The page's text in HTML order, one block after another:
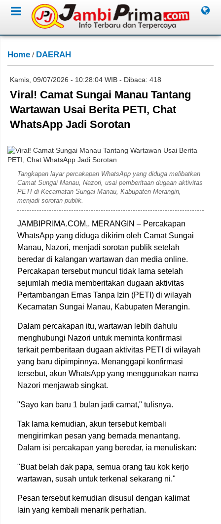
Home / DAERAH
Kamis, 09/07/2026 - 10:28:04 WIB - Dibaca: 418
Viral! Camat Sungai Manau Tantang
Wartawan Usai Berita PETI, Chat
WhatsApp Jadi Sorotan
Tangkapan layar percakapan WhatsApp yang diduga melibatkan
Camat Sungai Manau, Nazori, usai pemberitaan dugaan aktivitas
PETI di Kecamatan Sungai Manau, Kabupaten Merangin,
menjadi sorotan publik.
JAMBIPRIMA.COM,. MERANGIN – Percakapan
WhatsApp yang diduga dikirim oleh Camat Sungai
Manau, Nazori, menjadi sorotan publik setelah
beredar di kalangan wartawan dan media online.
Percakapan tersebut muncul tidak lama setelah
sejumlah media memberitakan dugaan aktivitas
Pertambangan Emas Tanpa Izin (PETI) di wilayah
Kecamatan Sungai Manau, Kabupaten Merangin.
Dalam percakapan itu, wartawan lebih dahulu
menghubungi Nazori untuk meminta konfirmasi
terkait pemberitaan dugaan aktivitas PETI di wilayah
yang baru dipimpinnya. Menanggapi konfirmasi
tersebut, akun WhatsApp yang menggunakan nama
Nazori menjawab singkat.
"Sayo kan baru 1 bulan jadi camat," tulisnya.
Tak lama kemudian, akun tersebut kembali
mengirimkan pesan yang bernada menantang.
Dalam isi percakapan yang beredar, ia menuliskan:
"Buat belah dak papa, semua orang tau kok kerjo
wartawan, susah untuk terkenal sekarang ni."
Pesan tersebut kemudian disusul dengan kalimat
lain yang kembali menarik perhatian.